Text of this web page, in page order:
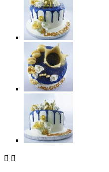
 